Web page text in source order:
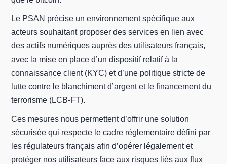
Le PSAN précise un environnement spécifique aux
acteurs souhaitant proposer des services en lien avec
des actifs numériques auprès des utilisateurs français,
avec la mise en place d’un dispositif relatif à la
connaissance client (KYC) et d’une politique stricte de
lutte contre le blanchiment d’argent et le financement du
terrorisme (LCB-FT).
Ces mesures nous permettent d’offrir une solution
sécurisée qui respecte le cadre réglementaire défini par
les régulateurs français afin d’opérer légalement et
protéger nos utilisateurs face aux risques liés aux flux